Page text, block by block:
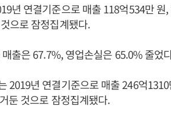
년 연결기준으로 매출 118억534만
으로 잠정집계됐다.
출은 67.7%, 영업손실은 65.0% 줄었
2019년 연결기준으로 매출 246억
둔 것으로 잠정집계됐다.